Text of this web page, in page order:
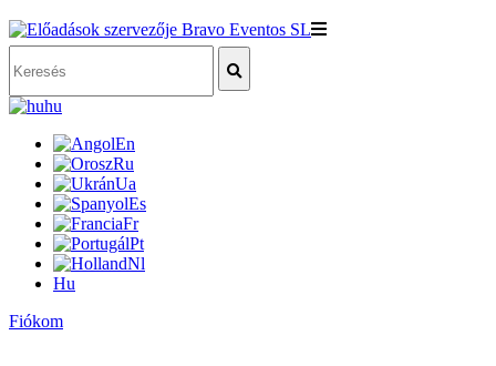
hu
En
Ru
Ua
Es
Fr
Pt
Nl
Hu
Fiókom